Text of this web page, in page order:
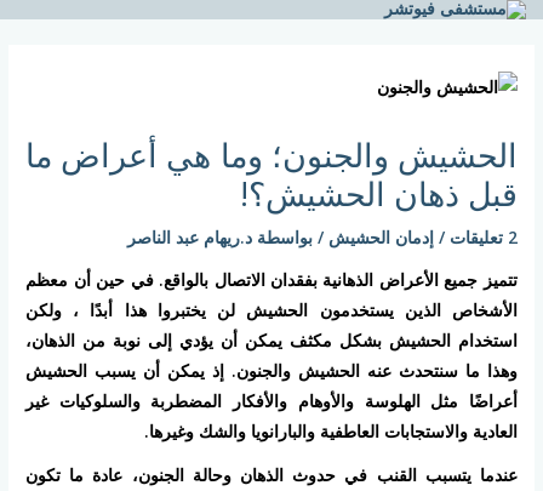
تخطي
المحتوى
الحشيش والجنون؛ وما هي أعراض ما
قبل ذهان الحشيش؟!
2 تعليقات /إدمان الحشيش / بواسطة د.ريهام عبد الناصر
تتميز جميع الأعراض الذهانية بفقدان الاتصال بالواقع. في حين أن معظم
الأشخاص الذين يستخدمون الحشيش لن يختبروا هذا أبدًا ، ولكن
استخدام الحشيش بشكل مكثف يمكن أن يؤدي إلى نوبة من الذهان،
وهذا ما سنتحدث عنه الحشيش والجنون. إذ يمكن أن يسبب الحشيش
أعراضًا مثل الهلوسة والأوهام والأفكار المضطربة والسلوكيات غير
العادية والاستجابات العاطفية والبارانويا والشك وغيرها.
عندما يتسبب القنب في حدوث الذهان وحالة الجنون، عادة ما تكون
navigation